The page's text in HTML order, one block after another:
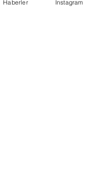
der Ata ve evlilik addedilir.
Haberler Instagram